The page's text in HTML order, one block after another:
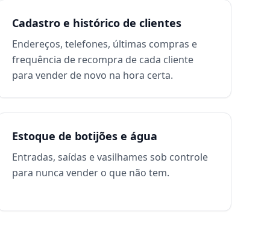
Cadastro e histórico de clientes
Endereços, telefones, últimas compras e
frequência de recompra de cada cliente
para vender de novo na hora certa.
Estoque de botijões e água
Entradas, saídas e vasilhames sob controle
para nunca vender o que não tem.